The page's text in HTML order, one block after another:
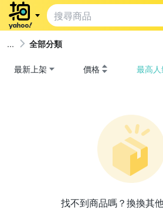
全部分類
最新上架 價格 最高
找不到商品嗎？換換其